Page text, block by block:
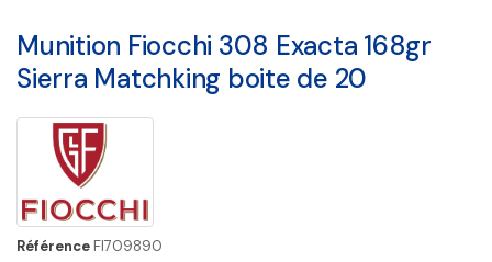
Munition Fiocchi 308 Exacta 168gr
Sierra Matchking boite de 20
RéférenceFI709890